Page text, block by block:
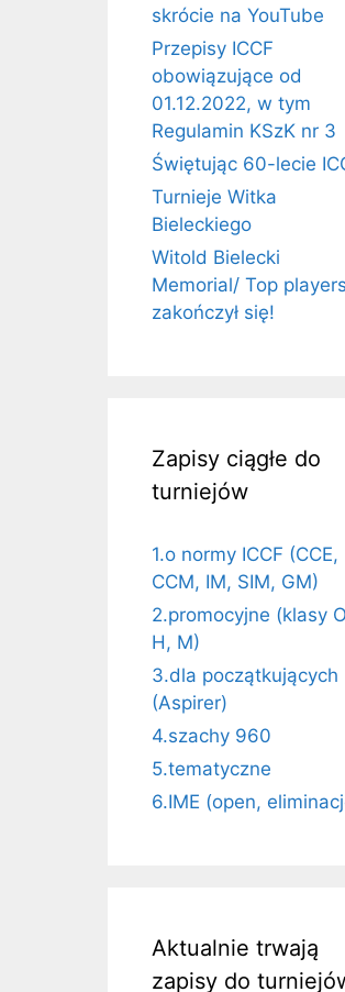
skrócie na YouTube
Przepisy ICCF
obowiązujące od
01.12.2022, w tym
Regulamin KSzK nr 3
Świętując 60-lecie
Turnieje Witka
Bieleckiego
Witold Bielecki
Memorial/ Top
zakończył się!
Zapisy ciągłe do
turniejów
1.o normy ICCF (CCE,
CCM, IM, SIM, GM)
2.promocyjne (klasy
H, M)
3.dla początkujących
(Aspirer)
4.szachy 960
5.tematyczne
6.IME (open,
Aktualnie trwają
zapisy do